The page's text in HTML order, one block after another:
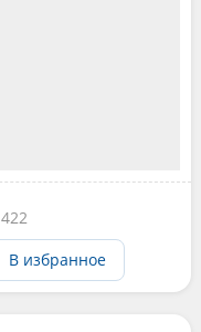
422
В избранное